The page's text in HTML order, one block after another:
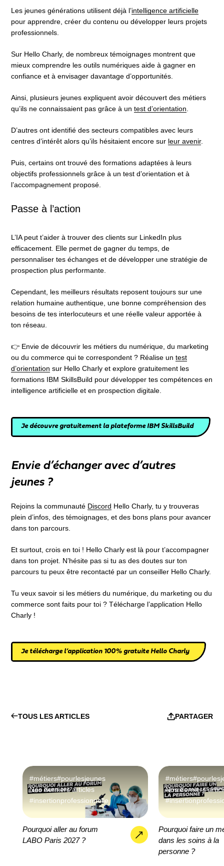
Les jeunes générations utilisent déjà l’intelligence artificielle
pour apprendre, créer du contenu ou développer leurs projets
professionnels.
Sur Hello Charly, de nombreux témoignages montrent que
mieux comprendre les outils numériques aide à gagner en
confiance et à envisager davantage d’opportunités.
Ainsi, plusieurs jeunes expliquent avoir découvert des métiers
qu’ils ne connaissaient pas grâce à untest d’orientation
D’autres ont identifié des secteurs compatibles avec leurs
centres d’intérêt alors qu’ils hésitaient encore sur leur avenir.
Puis, certains ont trouvé des formations adaptées à leurs
objectifs professionnels grâce à un test d’orientation et à
l’accompagnement proposé.
Passe à l’action
L’IA peut t’aider à trouver des clients sur LinkedIn plus
efficacement. Elle permet de gagner du temps, de
personnaliser tes échanges et de développer une stratégie de
prospection plus performante.
Cependant, les meilleurs résultats reposent toujours sur une
relation humaine authentique, une bonne compréhension des
besoins de tes interlocuteurs et une réelle valeur apportée à
ton réseau.
👉 Envie de découvrir les métiers du numérique, du marketing
ou du commerce qui te correspondent ? Réalise untest
d’orientation sur Hello Charly et explore gratuitement les
formations IBM SkillsBuild pour développer tes compétences en
intelligence artificielle et en prospection digitale.
Je découvre gratuitement la plateforme IBM SkillsBuild
Envie d’échanger avec d’autres
jeunes ?
Rejoins la communauté Discord Hello Charly, tu y trouveras
plein d’infos, des témoignages, et des bons plans pour avancer
dans ton parcours.
Et surtout, crois en toi ! Hello Charly est là pour t’accompagner
dans ton projet. N’hésite pas si tu as des doutes sur ton
parcours tu peux être recontacté par un conseiller Hello Charly.
Tu veux savoir si les métiers du numérique, du marketing ou du
commerce sont faits pour toi ? Télécharge l’application Hello
Charly !
Je télécharge l’application 100% gratuite Hello Charly
TOUS LES ARTICLES PARTAGER
#métiers#pourlesjeunes
Nos derniers articles
#insertionprofessionnelle
Pourquoi aller au forum
LABO Paris 2027 ?
#métiers
Nos derniers
Pourquoi faire un
dans les soins à la
personne ?